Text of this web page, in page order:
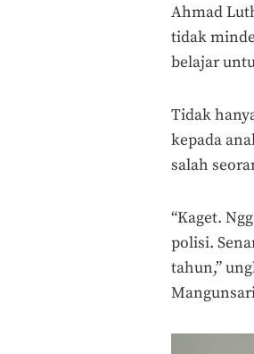
Ahmad
tidak
belajar
Tidak
kepada
salah
“Kaget.
polisi.
tahun,”